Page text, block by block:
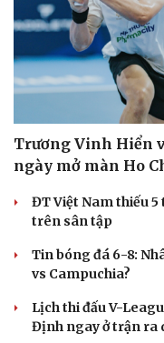
Trương Vinh Hiển
ngày mở màn Ho
ĐT Việt Nam thiếu
trên sân tập
Tin bóng đá 6-8:
vs Campuchia?
Lịch thi đấu V-
Định ngay ở trận ra